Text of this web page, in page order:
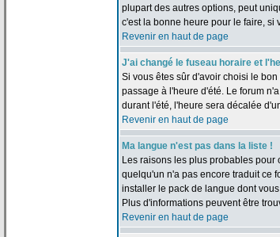
plupart des autres options, peut
c'est la bonne heure pour le faire, si
Revenir en haut de page
J'ai changé le fuseau horaire et
Si vous êtes sûr d'avoir choisi le
passage à l'heure d'été. Le forum
durant l'été, l'heure sera décalée
Revenir en haut de page
Ma langue n'est pas dans la liste !
Les raisons les plus probables
quelqu'un n'a pas encore traduit ce
installer le pack de langue dont
Plus d'informations peuvent être
Revenir en haut de page